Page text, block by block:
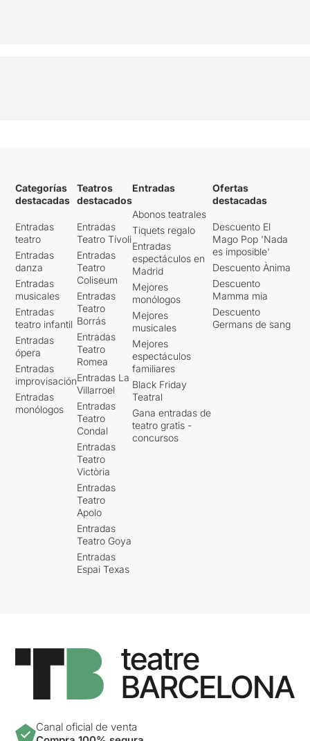
Categorías
destacadas
Entradas
teatro
Entradas
danza
Entradas
musicales
Entradas
teatro infantil
Entradas
ópera
Entradas
improvisación
Entradas
monólogos
Teatros
destacados
Entradas
Teatro Tívoli
Entradas
Teatro
Coliseum
Entradas
Teatro
Borrás
Entradas
Teatro
Romea
Entradas La
Villarroel
Entradas
Teatro
Condal
Entradas
Teatro
Victòria
Entradas
Teatro
Apolo
Entradas
Teatro Goya
Entradas
Espai Texas
Entradas
Abonos teatrales
Tiquets regalo
Entradas
espectáculos en
Madrid
Mejores
monólogos
Mejores
musicales
Mejores
espectáculos
familiares
Black Friday
Teatral
Gana entradas de
teatro gratis -
concursos
Ofertas
destacadas
Descuento El
Mago Pop 'Nada
es imposible'
Descuento Ànima
Descuento
Mamma mia
Descuento
Germans de sang
Canal oficial de venta